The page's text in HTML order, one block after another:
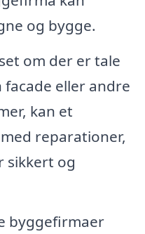
og bygge.
om der er tale
eller andre
kan et
reparationer,
sikkert og
byggefirmaer